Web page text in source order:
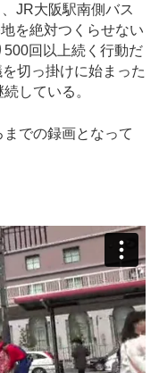
JR大阪駅南側バス
を絶対つくらせない
回以上続く行動だ
切っ掛けに始まった
している。
での録画となって